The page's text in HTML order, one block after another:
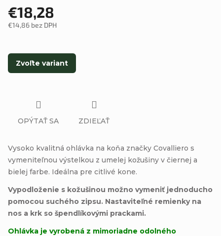
€18,28
€14,86 bez DPH
cena:
Zvoľte variant
Vysoko kvalitná ohlávka na koňa značky Covalliero s
vymeniteľnou výstelkou z umelej kožušiny v čiernej a
bielej farbe. Ideálna pre citlivé kone.
Vypodloženie s kožušinou možno vymeniť jednoducho
pomocou suchého zipsu. Nastaviteľné remienky na
nos a krk so špendlíkovými prackami.
Ohlávka je vyrobená z mimoriadne odolného
OPÝTAŤ SA ZDIEĽAŤ